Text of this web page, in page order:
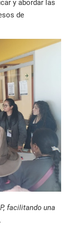
y abordar las
de
facilitando una